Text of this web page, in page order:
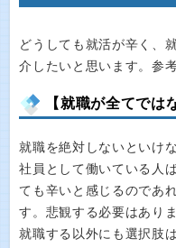
どうしても就活が辛く、
介したいと思います。参
【就職が全てでは
就職を絶対しないといけ
社員として働いている人
ても辛いと感じるのであ
す。悲観する必要はあり
就職する以外にも選択肢